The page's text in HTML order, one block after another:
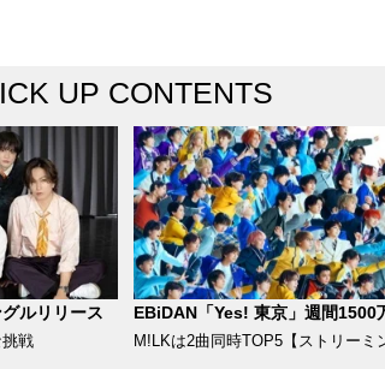
UP CONTENTS
ルリリース
戦
EBiDAN「Yes! 東京」週間1500
M!LKは2曲同時TOP5【ストリーミ